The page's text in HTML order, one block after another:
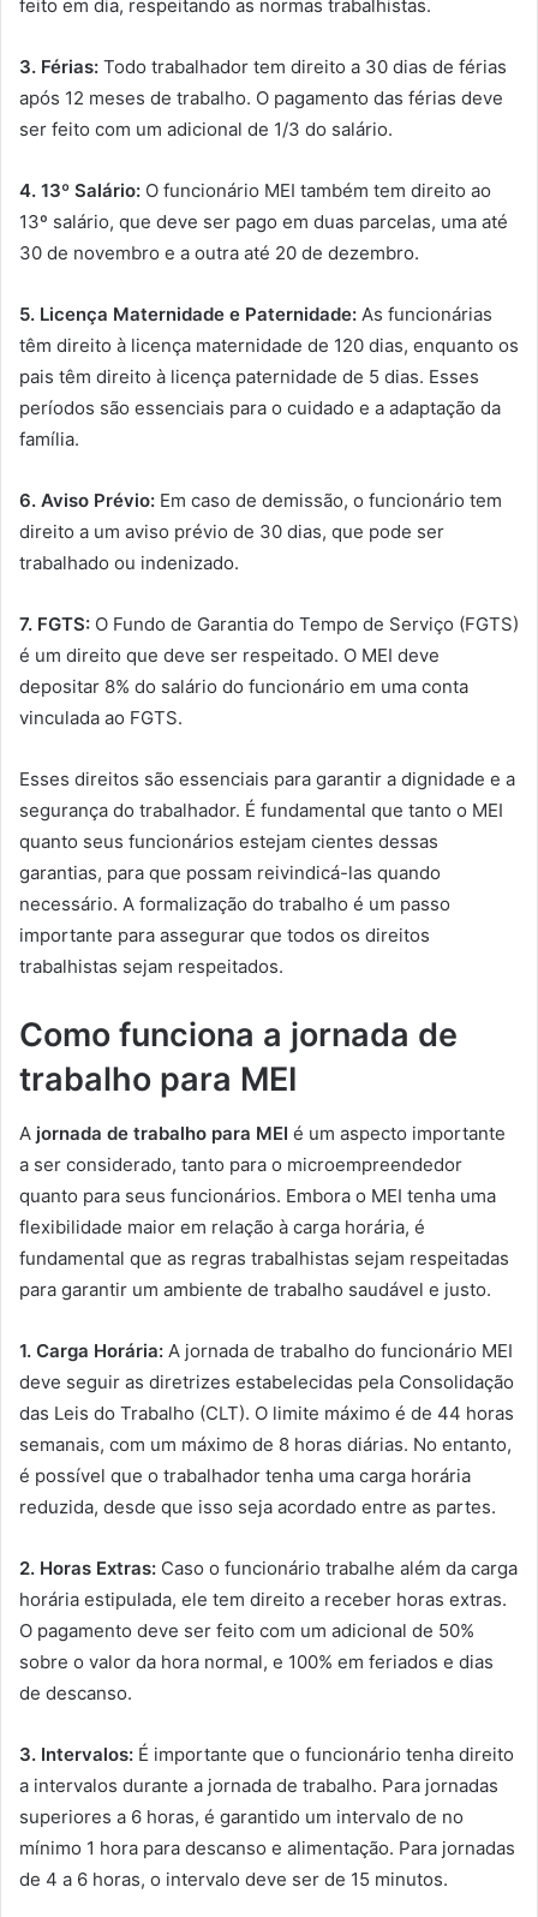
feito em dia, respeitando as normas trabalhistas.
3. Férias: Todo trabalhador tem direito a 30 dias de férias
após 12 meses de trabalho. O pagamento das férias deve
ser feito com um adicional de 1/3 do salário.
4. 13º Salário: O funcionário MEI também tem direito ao
13º salário, que deve ser pago em duas parcelas, uma até
30 de novembro e a outra até 20 de dezembro.
5. Licença Maternidade e Paternidade: As funcionárias
têm direito à licença maternidade de 120 dias, enquanto os
pais têm direito à licença paternidade de 5 dias. Esses
períodos são essenciais para o cuidado e a adaptação da
família.
6. Aviso Prévio: Em caso de demissão, o funcionário tem
direito a um aviso prévio de 30 dias, que pode ser
trabalhado ou indenizado.
7. FGTS: O Fundo de Garantia do Tempo de Serviço (FGTS)
é um direito que deve ser respeitado. O MEI deve
depositar 8% do salário do funcionário em uma conta
vinculada ao FGTS.
Esses direitos são essenciais para garantir a dignidade e a
segurança do trabalhador. É fundamental que tanto o MEI
quanto seus funcionários estejam cientes dessas
garantias, para que possam reivindicá-las quando
necessário. A formalização do trabalho é um passo
importante para assegurar que todos os direitos
trabalhistas sejam respeitados.
Como funciona a jornada de
trabalho para MEI
A jornada de trabalho para MEI é um aspecto importante
a ser considerado, tanto para o microempreendedor
quanto para seus funcionários. Embora o MEI tenha uma
flexibilidade maior em relação à carga horária, é
fundamental que as regras trabalhistas sejam respeitadas
para garantir um ambiente de trabalho saudável e justo.
1. Carga Horária: A jornada de trabalho do funcionário MEI
deve seguir as diretrizes estabelecidas pela Consolidação
das Leis do Trabalho (CLT). O limite máximo é de 44 horas
semanais, com um máximo de 8 horas diárias. No entanto,
é possível que o trabalhador tenha uma carga horária
reduzida, desde que isso seja acordado entre as partes.
2. Horas Extras: Caso o funcionário trabalhe além da carga
horária estipulada, ele tem direito a receber horas extras.
O pagamento deve ser feito com um adicional de 50%
sobre o valor da hora normal, e 100% em feriados e dias
de descanso.
3. Intervalos: É importante que o funcionário tenha direito
a intervalos durante a jornada de trabalho. Para jornadas
superiores a 6 horas, é garantido um intervalo de no
mínimo 1 hora para descanso e alimentação. Para jornadas
de 4 a 6 horas, o intervalo deve ser de 15 minutos.